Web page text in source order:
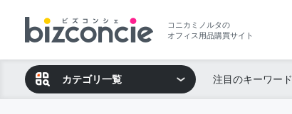
コニカミノルタの
オフィス用品購買サイト
カテゴリ一覧 注目のキーワード